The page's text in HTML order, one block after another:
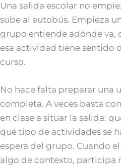
Una salida escolar no
sube al autobús. Empieza
grupo entiende adónde va,
esa actividad tiene sentido
curso.
No hace falta preparar una
completa. A veces basta
en clase a situar la salida:
qué tipo de actividades se
espera del grupo. Cuando
algo de contexto, participa